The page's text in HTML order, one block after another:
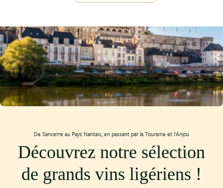
De Sancerre au Pays Nantais, en passant par la Touraine et l'Anjou
Découvrez notre sélection
de grands vins ligériens !